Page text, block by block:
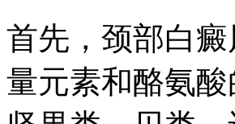
首先，颈部白
量元素和酪氨